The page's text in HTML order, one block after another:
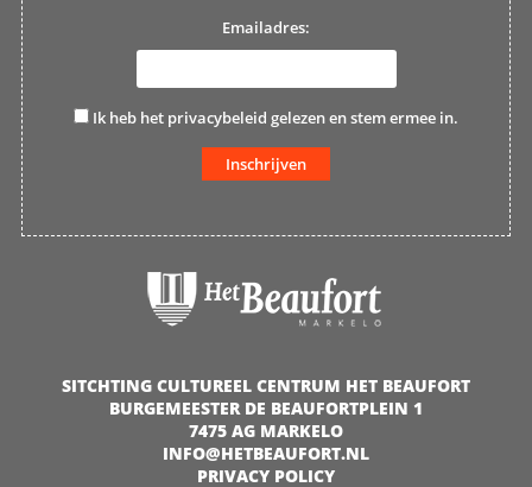
Emailadres:
Ik heb het privacybeleid gelezen en stem ermee in.
SITCHTING CULTUREEL CENTRUM HET BEAUFORT
BURGEMEESTER DE BEAUFORTPLEIN 1
7475 AG MARKELO
INFO@HETBEAUFORT.NL
PRIVACY POLICY